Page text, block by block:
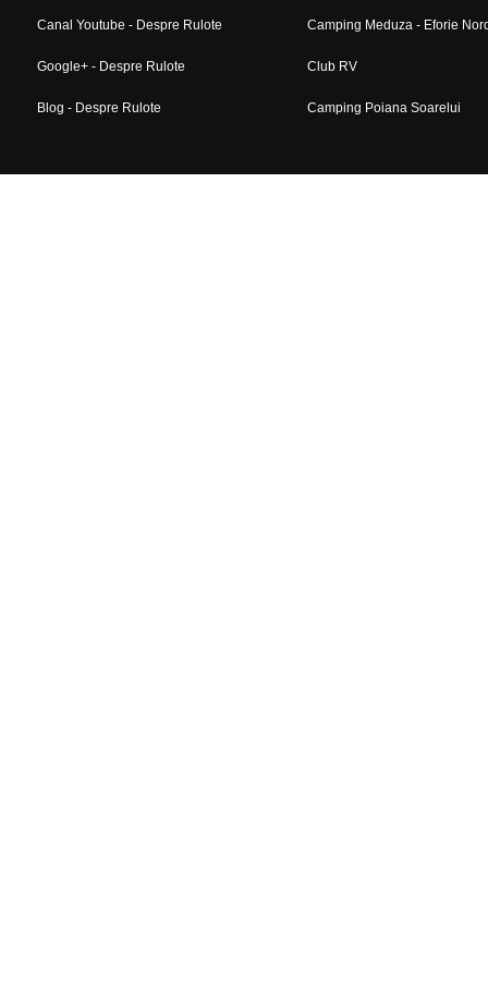
Canal Youtube - Despre Rulote
Google+ - Despre Rulote
Blog - Despre Rulote
Camping Meduza - Eforie
Club RV
Camping Poiana Soarelui